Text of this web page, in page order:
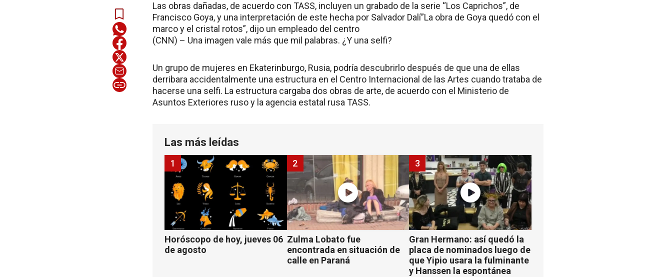
Las obras dañadas, de acuerdo con TASS, incluyen un grabado de la serie “Los Caprichos”, de
Francisco Goya, y una interpretación de este hecha por Salvador Dalí”La obra de Goya quedó con el
marco y el cristal rotos”, dijo un empleado del centro
(CNN) – Una imagen vale más que mil palabras. ¿Y una selfi?
Un grupo de mujeres en Ekaterinburgo, Rusia, podría descubrirlo después de que una de ellas
derribara accidentalmente una estructura en el Centro Internacional de las Artes cuando trataba de
hacerse una selfi. La estructura cargaba dos obras de arte, de acuerdo con el Ministerio de
Asuntos Exteriores ruso y la agencia estatal rusa TASS.
Las más leídas
Horóscopo de hoy, jueves 06
de agosto
1
Zulma Lobato fue
encontrada en situación de
calle en Paraná
2
Gran Hermano: así quedó la
placa de nominados luego de
que Yipio usara la fulminante
y Hanssen la espontánea
3